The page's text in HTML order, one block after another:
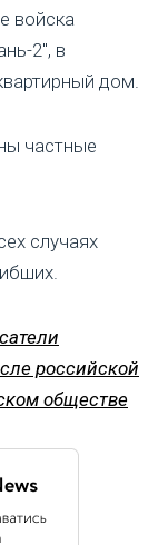
войска
2", в
дом.
частные
случаях
российской
обществе